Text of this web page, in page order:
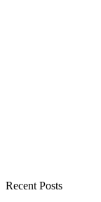
Recent Posts